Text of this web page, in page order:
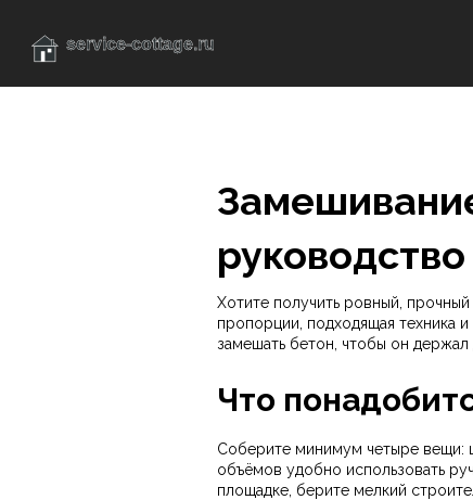
руководство
Хотите получить ровный,
пропорции, подходящая техника
замешать бетон, чтобы он
Что
Соберите минимум четыре вещи:
объёмов удобно использовать
площадке, берите мелкий